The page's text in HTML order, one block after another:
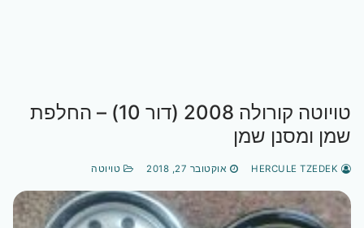
טויוטה קורולה 2008 (דור 10) – החלפת
שמן ומסנן שמן
אוקטובר 27, 2018 טויוטה